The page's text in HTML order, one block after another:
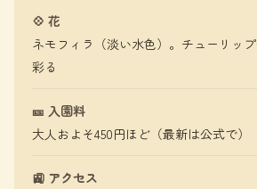
💠 花
ネモフィラ（淡い水色）。チューリッ
彩る
🎫 入園料
大人およそ450円ほど（最新は公式で）
🚉 アクセス